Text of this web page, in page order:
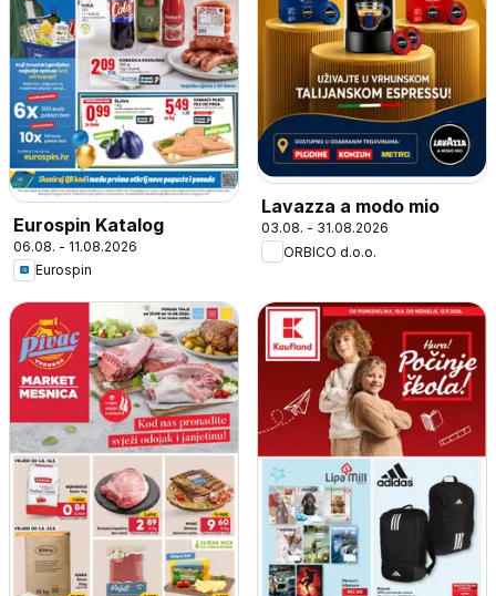
Eurospin Katalog
06.08. - 11.08.2026
Eurospin
Lavazza a modo mio
03.08. - 31.08.2026
ORBICO d.o.o.